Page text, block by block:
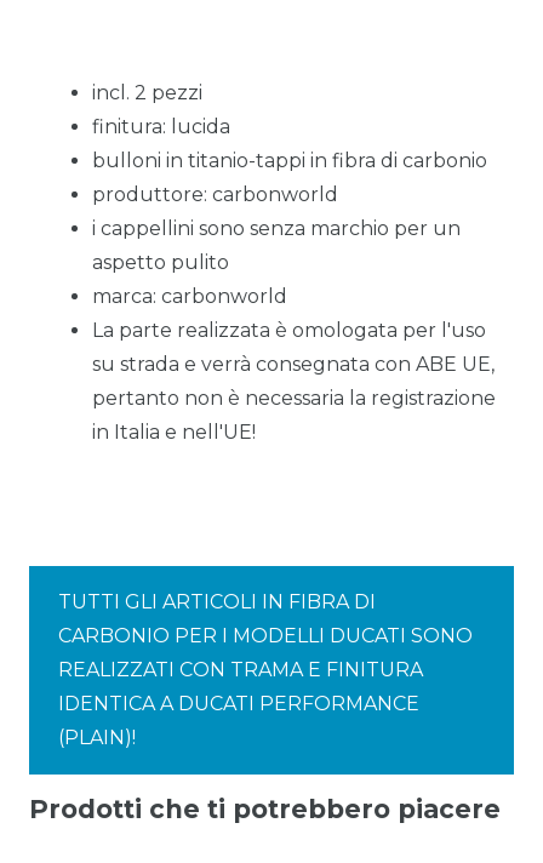
incl. 2 pezzi
finitura: lucida
bulloni in titanio-tappi in fibra di carbonio
produttore: carbonworld
i cappellini sono senza marchio per un
aspetto pulito
marca: carbonworld
La parte realizzata è omologata per l'uso
su strada e verrà consegnata con ABE UE,
pertanto non è necessaria la registrazione
in Italia e nell'UE!
TUTTI GLI ARTICOLI IN FIBRA DI
CARBONIO PER I MODELLI DUCATI SONO
REALIZZATI CON TRAMA E FINITURA
IDENTICA A DUCATI PERFORMANCE
(PLAIN)!
Prodotti che ti potrebbero piacere